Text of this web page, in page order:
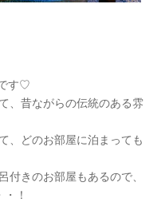
す♡
、昔ながらの伝統のある雰
、どのお部屋に泊まっても
付きのお部屋もあるので、
！